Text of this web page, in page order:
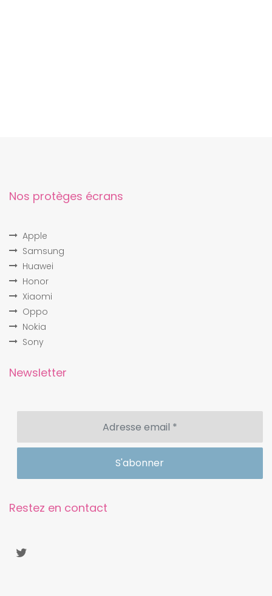
Nos protèges écrans
Apple
Samsung
Huawei
Honor
Xiaomi
Oppo
Nokia
Sony
Newsletter
Restez en contact